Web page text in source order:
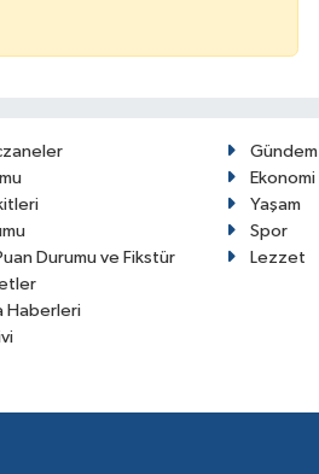
Durumu ve Fikstür
Haberleri
Gündem
Ekonomi
Yaşam
Spor
Lezzet